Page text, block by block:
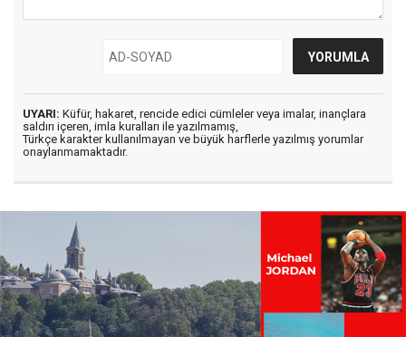
UYARI: Küfür, hakaret, rencide edici cümleler veya imalar, inançlara
saldırı içeren, imla kuralları ile yazılmamış,
Türkçe karakter kullanılmayan ve büyük harflerle yazılmış yorumlar
onaylanmamaktadır.